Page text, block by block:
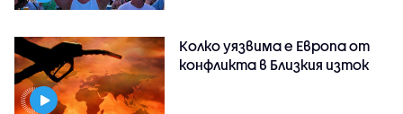
Колко уязвима е Европа от
конфликта в Близкия изток